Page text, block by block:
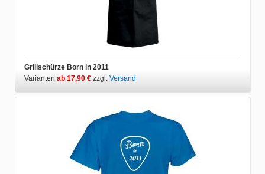
Grillschürze Born in 2011
Varianten ab 17,90 € zzgl. Versand